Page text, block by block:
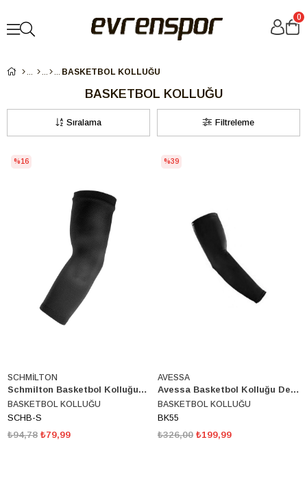
0
BASKETBOL KOLLUĞU
BASKETBOL KOLLUĞU
Filtreleme
Sıralama
SCHMİLTON
Schmilton Basketbol Kolluğu Schb-S
BASKETBOL KOLLUĞU
SCHB-S
₺79,99
₺94,78
%16
AVESSA
Avessa Basketbol Kolluğu Desenli Bk55
BASKETBOL KOLLUĞU
BK55
₺199,99
₺326,00
%39